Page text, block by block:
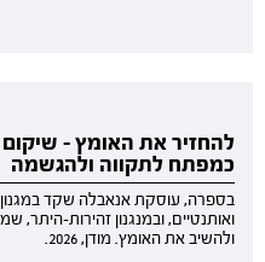
להחזיר את האומץ -
כמפתח לתקווה ולהגשמה
בספרה, עוסקת אנאבלה שקד
ואותנטיים, ובמנגנון זהירות-
ולהשיב את האומץ. מודן, 2026.